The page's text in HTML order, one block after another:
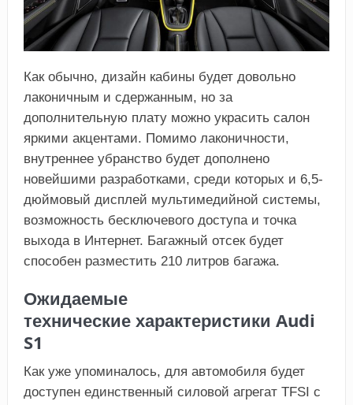
Как обычно, дизайн кабины будет довольно
лаконичным и сдержанным, но за
дополнительную плату можно украсить салон
яркими акцентами. Помимо лаконичности,
внутреннее убранство будет дополнено
новейшими разработками, среди которых и 6,5-
дюймовый дисплей мультимедийной системы,
возможность бесключевого доступа и точка
выхода в Интернет. Багажный отсек будет
способен разместить 210 литров багажа.
Ожидаемые
технические характеристики Audi
S1
Как уже упоминалось, для автомобиля будет
доступен единственный силовой агрегат TFSI с